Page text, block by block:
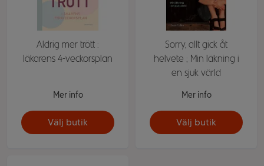
Aldrig mer trött :
läkarens 4-veckorsplan
Mer info
Välj butik
Sorry, allt gick åt
helvete ; Min läkning i
en sjuk värld
Mer info
Välj butik